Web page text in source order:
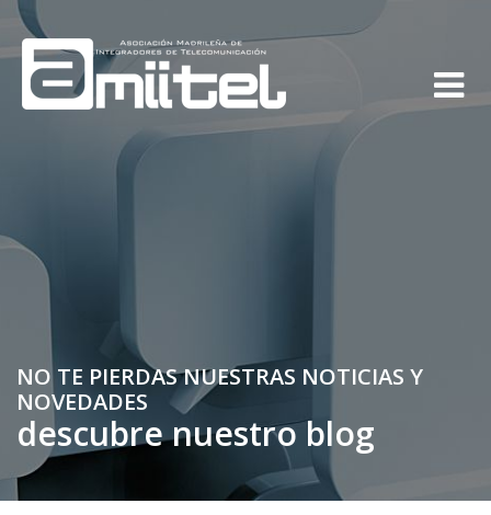
NO TE PIERDAS NUESTRAS NOTICIAS Y
NOVEDADES
descubre nuestro blog